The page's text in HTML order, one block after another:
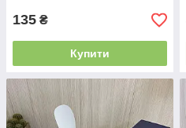
135 ₴
Купити